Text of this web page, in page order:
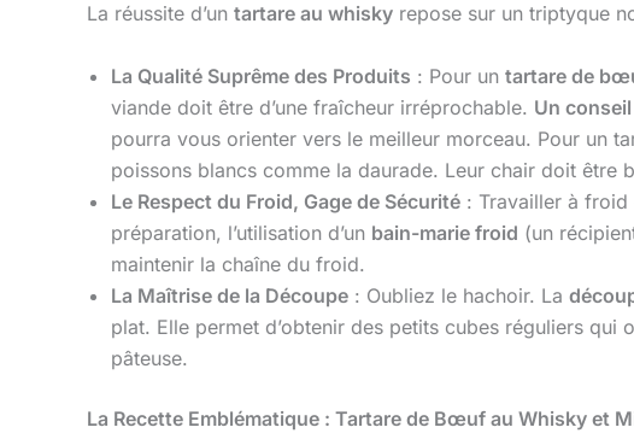
La réussite d’un tartare au whisky repose sur un triptyque
La Qualité Suprême des Produits : Pour un tartare de
viande doit être d’une fraîcheur irréprochable. Un
pourra vous orienter vers le meilleur morceau. Pour un
poissons blancs comme la daurade. Leur chair doit être
Le Respect du Froid, Gage de Sécurité : Travailler à froid
préparation, l’utilisation d’un bain-marie froid (un
maintenir la chaîne du froid.
La Maîtrise de la Découpe : Oubliez le hachoir. La
plat. Elle permet d’obtenir des petits cubes réguliers
pâteuse.
La Recette Emblématique : Tartare de Bœuf au Whisky et